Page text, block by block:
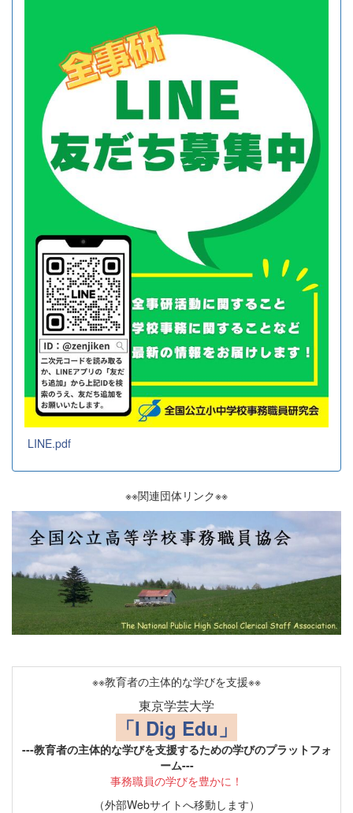
LINE.pdf
※※関連団体リンク※※
※※教育者の主体的な学びを支援※※
東京学芸大学
「I Dig Edu」
---教育者の主体的な学びを支援するための学びのプラットフォ
ーム---
事務職員の学びを豊かに！
（外部Webサイトへ移動します）